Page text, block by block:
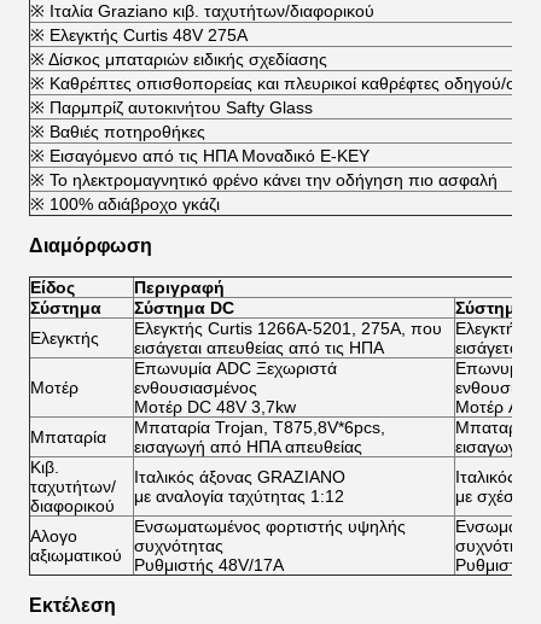
※ Ιταλία Graziano κιβ. ταχυτήτων/διαφορικού
※ Ελεγκτής Curtis 48V 275A
※ Δίσκος μπαταριών ειδικής σχεδίασης
※ Καθρέπτες οπισθοπορείας και πλευρικοί καθρέφτες οδηγού/
※ Παρμπρίζ αυτοκινήτου Safty Glass
※ Βαθιές ποτηροθήκες
※ Εισαγόμενο από τις ΗΠΑ Μοναδικό E-KEY
※ Το ηλεκτρομαγνητικό φρένο κάνει την οδήγηση πιο ασφαλή
※ 100% αδιάβροχο γκάζι
Διαμόρφωση
Είδος
Περιγραφή
Σύστημα
Σύστημα DC
Σύστημα
Ελεγκτής
Ελεγκτής Curtis 1266A-5201, 275A, που
εισάγεται απευθείας από τις ΗΠΑ
Ελεγκτής
εισάγεται
Μοτέρ
Επωνυμία ADC Ξεχωριστά
ενθουσιασμένος
Μοτέρ DC 48V 3,7kw
Επωνυμία
Μοτέρ AC
Μπαταρία
Μπαταρία Trojan, T875,8V*6pcs,
εισαγωγή από ΗΠΑ απευθείας
Μπαταρία
εισαγωγή
Κιβ.
ταχυτήτων/
διαφορικού
Ιταλικός άξονας GRAZIANO
με αναλογία ταχύτητας 1:12
Ιταλικός
με σχέση
Αλογο
αξιωματικού
Ενσωματωμένος φορτιστής υψηλής
συχνότητας
Ρυθμιστής 48V/17A
Εκτέλεση